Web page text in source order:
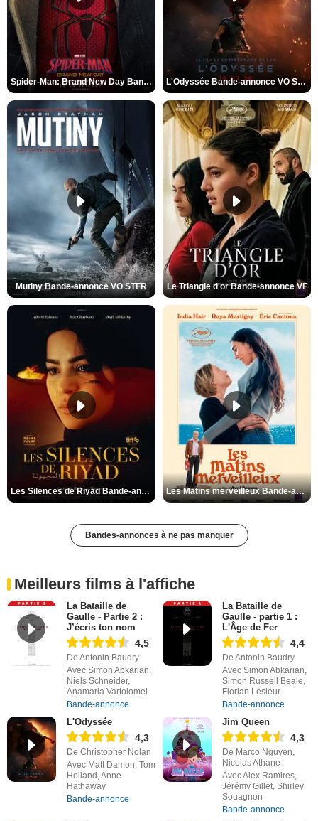
Spider-Man: Brand New Day Bande-annonce VO STFR L'Odyssée Bande-annonce VO STFR
Mutiny Bande-annonce VO STFR Le Triangle d'or Bande-annonce VF
Les Silences de Riyad Bande-annonce VO STFR Les Matins merveilleux Bande-annonce VF
Bandes-annonces à ne pas manquer
Meilleurs films à l'affiche
La Bataille de
Gaulle - Partie 2 :
J’écris ton nom
4,5
De Antonin Baudry
Avec Simon Abkarian,
Niels Schneider,
Anamaria Vartolomei
Bande-annonce
La Bataille de
Gaulle - partie 1 :
L'Âge de Fer
4,4
De Antonin Baudry
Avec Simon Abkarian,
Simon Russell Beale,
Florian Lesieur
Bande-annonce
L'Odyssée
4,3
De Christopher Nolan
Avec Matt Damon, Tom
Holland, Anne
Hathaway
Bande-annonce
Jim Queen
4,3
De Marco Nguyen,
Nicolas Athane
Avec Alex Ramires,
Jérémy Gillet, Shirley
Souagnon
Bande-annonce